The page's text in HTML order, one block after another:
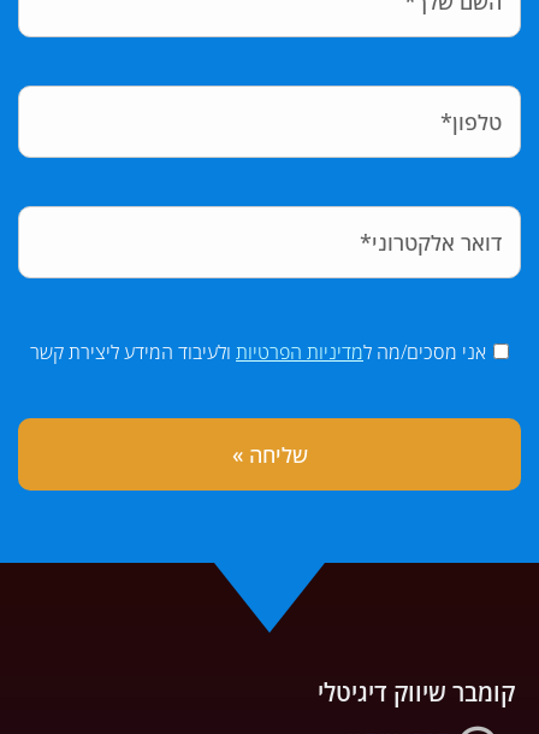
אני מסכים/מה למדיניות הפרטיות ולעיבוד המידע ליצירת קשר
קומבר שיווק דיגיטלי